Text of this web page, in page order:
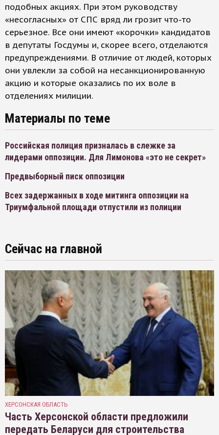
подобных акциях. При этом руководству
«несогласных» от СПС вряд ли грозит что-то
серьезное. Все они имеют «корочки» кандидатов
в депутаты Госдумы и, скорее всего, отделаются
предупреждениями. В отличие от людей, которых
они увлекли за собой на несанкционированную
акцию и которые оказались по их воле в
отделениях милиции.
Материалы по теме
Российская полиция призналась в слежке за
лидерами оппозиции. Для Лимонова «это не секрет»
Предвыборный писк оппозиции
Всех задержанных в ходе митинга оппозиции на
Триумфальной площади отпустили из полиции
Сейчас на главной
ХЕРСОНСКАЯ ОБЛАСТЬ
Часть Херсонской области предложили
передать Беларуси для строительства